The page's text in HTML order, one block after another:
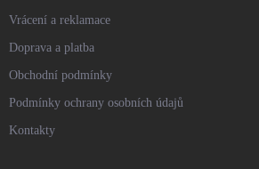
Vrácení a reklamace
Doprava a platba
Obchodní podmínky
Podmínky ochrany osobních údajů
Kontakty